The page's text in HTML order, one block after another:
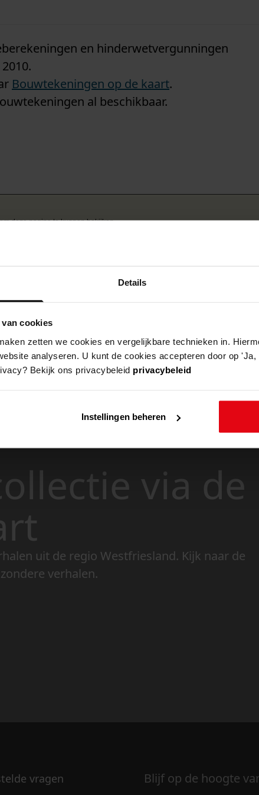
Details
cookies
zetten we cookies en vergelijkbare technieken in.
analyseren. U kunt de cookies accepteren door op
Bekijk ons privacybeleid privacybeleid
Instellingen beheren
en hinderwetvergunningen
Bouwtekeningen op de kaart.
al beschikbaar.
deze pagina te kunnen bekijken.
via de
uit de regio Westfriesland. Kijk naar de
verhalen.
vragen Blijf op de hoogte